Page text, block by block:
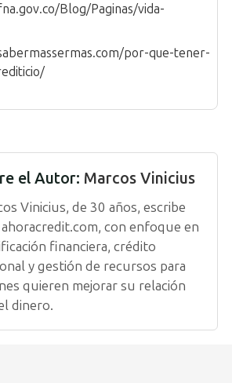
Blog/Paginas/vida-
por-que-tener-
el Autor: Marcos Vinicius
Vinicius, de 30 años, escribe
ahoracredit.com, con enfoque en
financiera, crédito
y gestión de recursos para
quieren mejorar su relación
dinero.